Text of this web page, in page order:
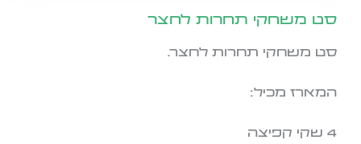
סט משחקי תחרות לחצר
סט משחקי תחרות לחצר.
המארז מכיל: